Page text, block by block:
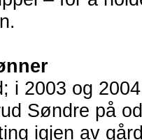
i 2003 og
Søndre på
igjen av